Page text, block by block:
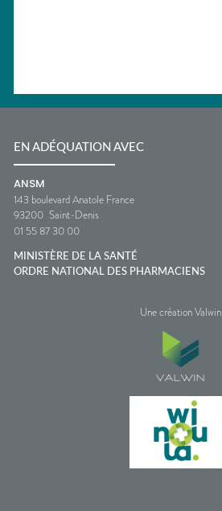
EN ADÉQUATION AVEC
ANSM
143 boulevard Anatole France
93200 Saint-Denis
01 55 87 30 00
MINISTÈRE DE LA SANTÉ
ORDRE NATIONAL DES PHARMACIENS
Une création Valwin